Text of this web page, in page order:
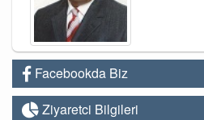
Facebookda Biz
Ziyaretci Bilgileri